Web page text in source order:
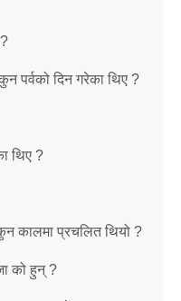
?
पर्वको दिन गरेका थिए ?
थिए ?
कालमा प्रचलित थियो ?
को हुन् ?